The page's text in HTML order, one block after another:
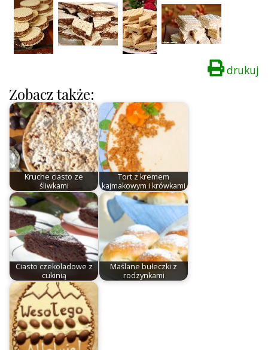
drukuj
Zobacz także:
Kruche ciasto ze
śliwkami
Tort z kremem
kajmakowym i krówkami
Ciasto czekoladowe z
cukinią
Maślane bułeczki z
rodzynkami